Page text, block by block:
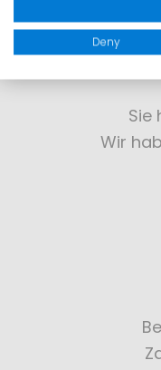
Sie
Wir
Deny